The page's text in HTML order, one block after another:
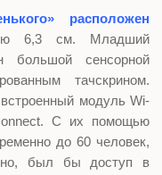
расположен
6,3 см. Младший
большой сенсорной
тачскрином.
модуль Wi-
С их помощью
до 60 человек,
был бы доступ в